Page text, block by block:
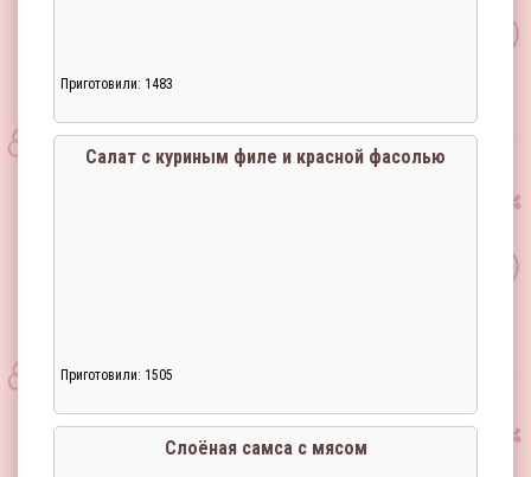
Приготовили: 1483
Салат с куриным филе и красной фасолью
Приготовили: 1505
Слоёная самса с мясом